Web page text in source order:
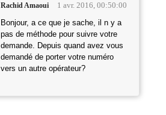
Rachid Amaoui 1 avr. 2016, 00:50:00
Bonjour, a ce que je sache, il n y a
pas de méthode pour suivre votre
demande. Depuis quand avez vous
demandé de porter votre numéro
vers un autre opérateur?